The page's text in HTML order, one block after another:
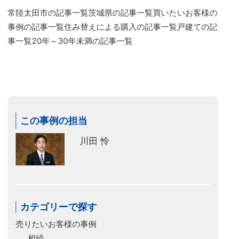
常陸太田市の記事一覧茨城県の記事一覧買いたいお客様の
事例の記事一覧住み替えによる購入の記事一覧 戸建ての記
事一覧20年～30年未満の記事一覧
この事例の担当
川田 怜
カテゴリーで探す
売りたいお客様の事例